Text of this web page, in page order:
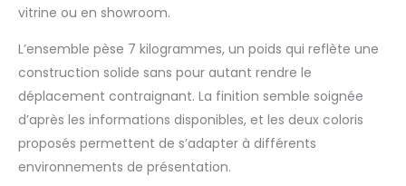
formes et violons,
avec une grande
flexibilité HAUTEUR
RÉGLABLE: Il peut être
ajusté entre 130-
210CM. Vous pouvez
ajuster à la hauteur
vitrine ou en showroom.
L’ensemble pèse 7 kilogrammes, un poids qui reflète une
construction solide sans pour autant rendre le
déplacement contraignant. La finition semble soignée
d’après les informations disponibles, et les deux coloris
proposés permettent de s’adapter à différents
environnements de présentation.